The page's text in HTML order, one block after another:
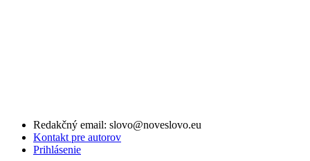
Redakčný email: slovo@noveslovo.eu
Kontakt pre autorov
Prihlásenie